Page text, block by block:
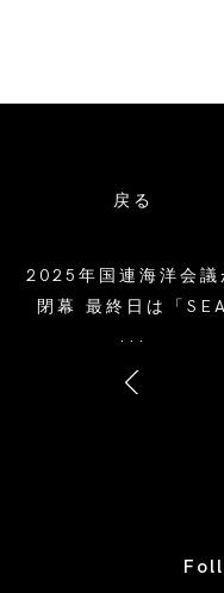
戻る
2025年国連海洋会議
閉幕 最終日は「SEA
BEYOND」プロジェ
トを終日実施
...